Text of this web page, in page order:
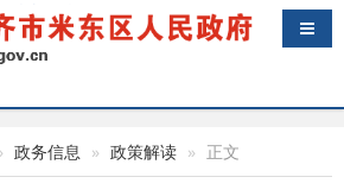
导航
政务信息 政策解读 正文